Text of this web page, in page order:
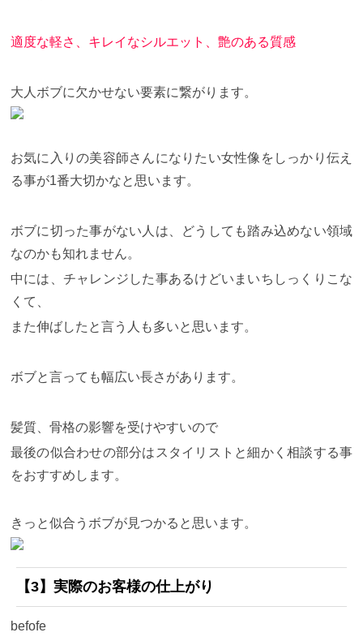
適度な軽さ、キレイなシルエット、艶のある質感
大人ボブに欠かせない要素に繋がります。
お気に入りの美容師さんになりたい女性像をしっかり伝え
る事が1番大切かなと思います。
ボブに切った事がない人は、どうしても踏み込めない領域
なのかも知れません。
中には、チャレンジした事あるけどいまいちしっくりこな
くて、
また伸ばしたと言う人も多いと思います。
ボブと言っても幅広い長さがあります。
髪質、骨格の影響を受けやすいので
最後の似合わせの部分はスタイリストと細かく相談する事
をおすすめします。
きっと似合うボブが見つかると思います。
【3】実際のお客様の仕上がり
befofe